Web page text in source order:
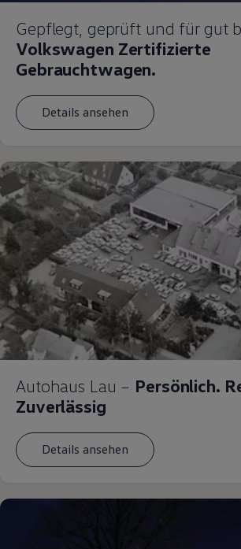
Lifestyle
Transport
Familie
Elektromobilität
Pannen- und Unfallhilfe
Volkswagen Kundenbetreuung
Gepflegt, geprüft und für gut
Volkswagen Zertifizierte
Gebrauchtwagen.
Details ansehen
Autohaus Lau – Persönlich.
Zuverlässig
Details ansehen